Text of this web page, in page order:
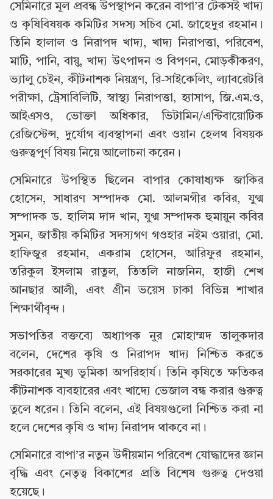
সেমিনারে মূল প্রবন্ধ উপস্থাপন করেন বাপা’র টেকসই খাদ্য
ও কৃষিবিষয়ক কমিটির সদস্য সচিব মো. জাহেদুর রহমান।
তিনি হালাল ও নিরাপদ খাদ্য, খাদ্য নিরাপত্তা, পরিবেশ,
মাটি, পানি, বায়ু, খাদ্য উৎপাদন ও বিপণন, মোড়কীকরণ,
ভ্যালু চেইন, কীটনাশক নিয়ন্ত্রণ, রি-সাইকেলিং, ল্যাবরেটরি
পরীক্ষা, ট্রেসাবিলিটি, স্বাস্থ্য নিরাপত্তা, হ্যাসাপ, জি.এম.ও,
আইএসও, ভোক্তা অধিকার, ভিটামিন/এন্টিবায়োটিক
রেজিস্টেন্স, দুর্যোগ ব্যবস্থাপনা এবং ওয়ান হেলথ বিষয়ক
গুরুত্বপূর্ণ বিষয় নিয়ে আলোচনা করেন।
সেমিনারে উপস্থিত ছিলেন বাপার কোষাধ্যক্ষ জাকির
হোসেন, সাধারণ সম্পাদক মো. আলমগীর কবির, যুগ্ম
সম্পাদক ড. হালিম দাদ খান, যুগ্ম সম্পাদক হুমায়ুন কবির
সুমন, জাতীয় কমিটির সদস্যগণ গওহার নইম ওয়ারা, মো.
হাফিজুর রহমান, একরাম হোসেন, আরিফুর রহমান,
তরিকুল ইসলাম রাতুল, তিতলি নাজনিন, হাজী শেখ
আনছার আলী, এবং গ্রীন ভয়েস ঢাকা বিভিন্ন শাখার
শিক্ষার্থীবৃন্দ।
সভাপতির বক্তব্যে অধ্যাপক নুর মোহাম্মদ তালুকদার
বলেন, দেশের কৃষি ও নিরাপদ খাদ্য নিশ্চিত করতে
সরকারের মূখ্য ভূমিকা অপরিহার্য। তিনি কৃষিতে ক্ষতিকর
কীটনাশক ব্যবহারের এবং খাদ্যে ভেজাল বন্ধ করার গুরুত্ব
তুলে ধরেন। তিনি বলেন, এই বিষয়গুলো নিশ্চিত করা না
হলে দেশের কৃষি ও খাদ্য নিরাপদ থাকবে না।
সেমিনারে বাপা’র নতুন উদীয়মান পরিবেশ যোদ্ধাদের জ্ঞান
বৃদ্ধি এবং নেতৃত্ব বিকাশের প্রতি বিশেষ গুরুত্ব দেওয়া
হয়েছে।